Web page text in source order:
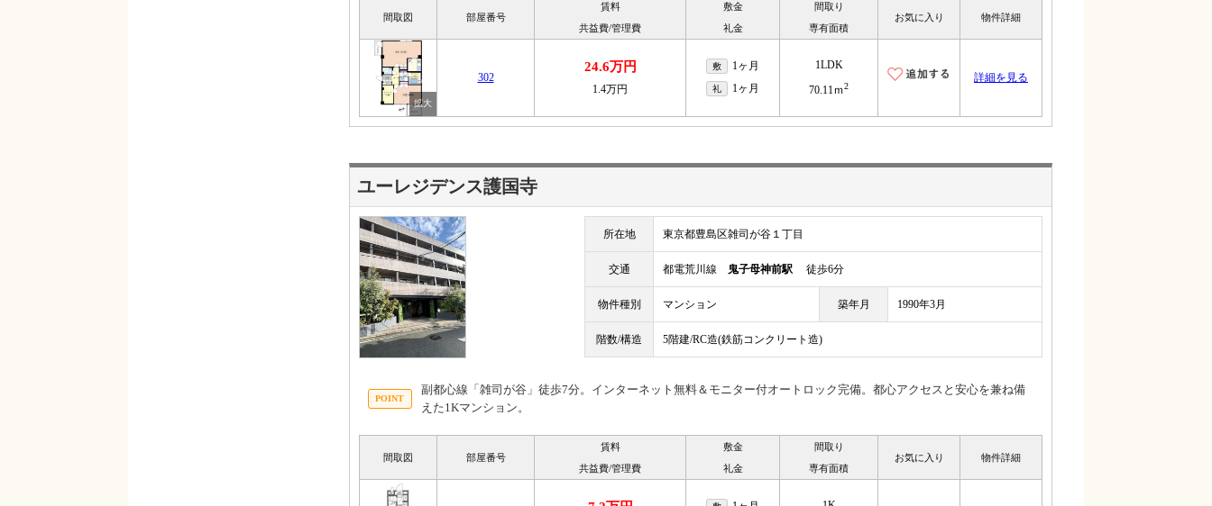
間取図 部屋番号
賃料
共益費/管理費
敷金
礼金
間取り
専有面積
お気に入り 物件詳細
302
24.6万円
1.4万円
敷 1ヶ月
礼 1ヶ月
1LDK
70.11ｍ2
詳細を見る
ユーレジデンス護国寺
所在地 東京都豊島区雑司が谷１丁目
交通 都電荒川線 鬼子母神前駅 徒歩6分
物件種別 マンション 築年月 1990年3月
階数/構造 5階建/RC造(鉄筋コンクリート造)
副都心線「雑司が谷」徒歩7分。インターネット無料＆モニター付オートロック完備。都心アクセスと安心を兼ね備
えた1Kマンション。
間取図 部屋番号
賃料
共益費/管理費
敷金
礼金
間取り
専有面積
お気に入り 物件詳細